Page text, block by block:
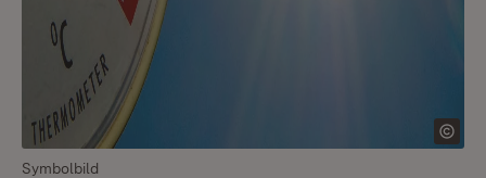
Symbolbild